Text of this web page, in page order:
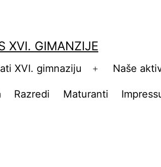
XVI. GIMANZIJE
XVI. gimnaziju
Open
menu
Naše
Razredi Maturanti